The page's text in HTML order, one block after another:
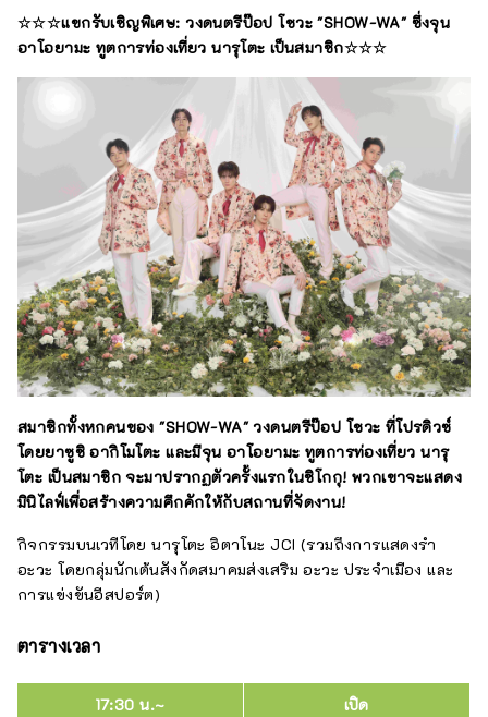
☆☆☆แขกรับเชิญพิเศษ: วงดนตรีป๊อป โชวะ "SHOW-WA" ซึ่งจุน
อาโอยามะ ทูตการท่องเที่ยว นารุโตะ เป็นสมาชิก☆☆☆
สมาชิกทั้งหกคนของ "SHOW-WA" วงดนตรีป๊อป โชวะ ที่โปรดิวซ์
โดยยาซูชิ อากิโมโตะ และมีจุน อาโอยามะ ทูตการท่องเที่ยว นารุ
โตะ เป็นสมาชิก จะมาปรากฏตัวครั้งแรกในชิโกกุ! พวกเขาจะแสดง
มินิไลฟ์เพื่อสร้างความคึกคักให้กับสถานที่จัดงาน!
กิจกรรมบนเวทีโดย นารุโตะ อิตาโนะ JCI (รวมถึงการแสดงรำ
อะวะ โดยกลุ่มนักเต้นสังกัดสมาคมส่งเสริม อะวะ ประจำเมือง และ
การแข่งขันอีสปอร์ต)
ตารางเวลา
17:30 น.~ เปิด